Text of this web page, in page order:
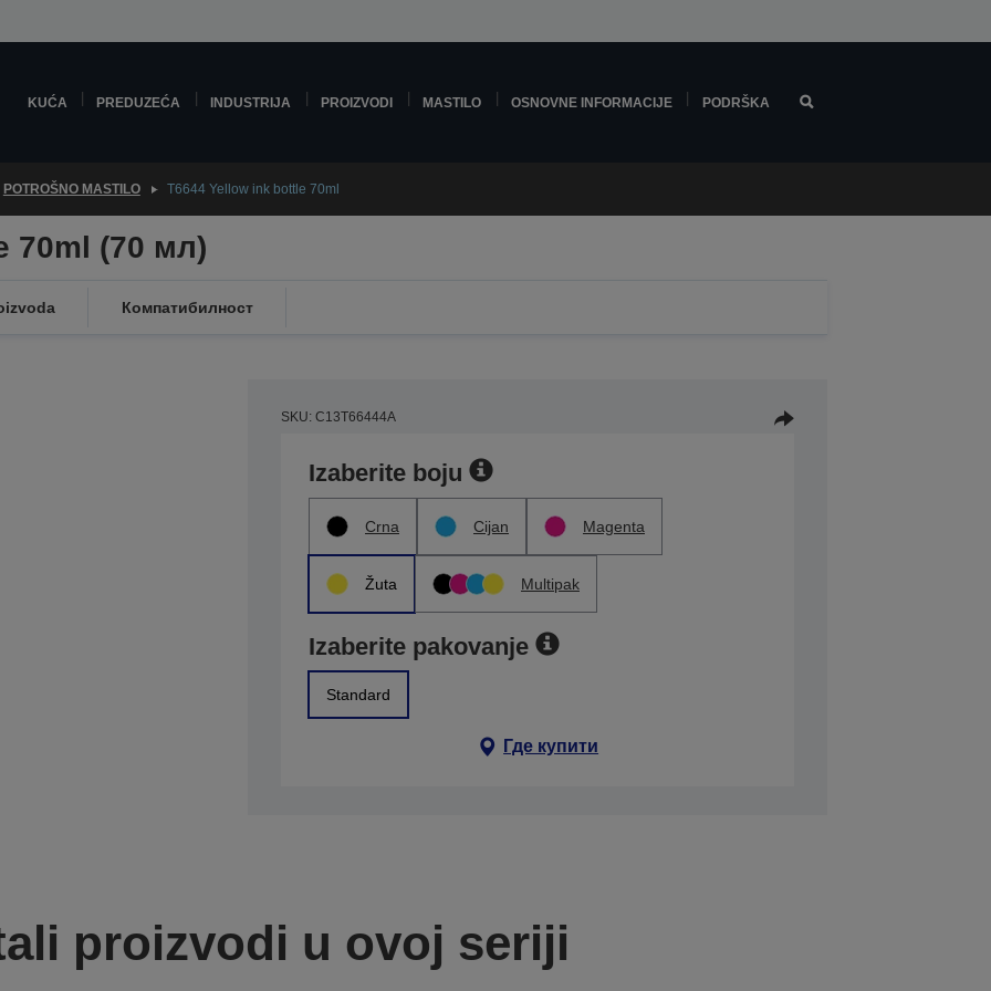
KUĆA PREDUZEĆA INDUSTRIJA PROIZVODI MASTILO OSNOVNE INFORMACIJE PODRŠKA
POTROŠNO MASTILO T6644 Yellow ink bottle 70ml
70ml (70 мл)
Компатибилност
SKU: C13T66444A
Izaberite boju
Crna Cijan Magenta
Žuta Multipak
Izaberite pakovanje
Standard
Где купити
proizvodi u ovoj seriji